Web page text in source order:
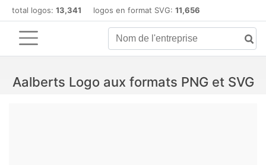
total logos: 13,341 logos en format SVG: 11,656
Aalberts Logo aux formats PNG et SVG